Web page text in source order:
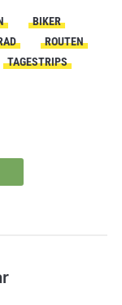
BIKER
ROUTEN
TAGESTRIPS